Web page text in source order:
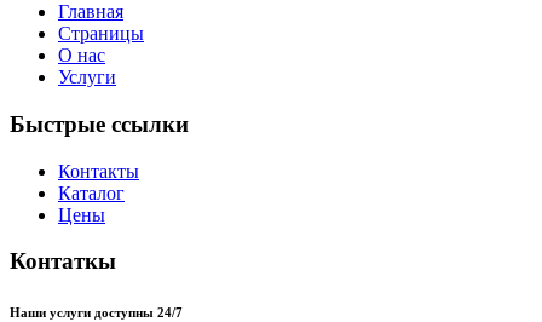
Главная
Страницы
О нас
Услуги
Быстрые ссылки
Контакты
Каталог
Цены
Контаткы
Наши услуги доступны 24/7